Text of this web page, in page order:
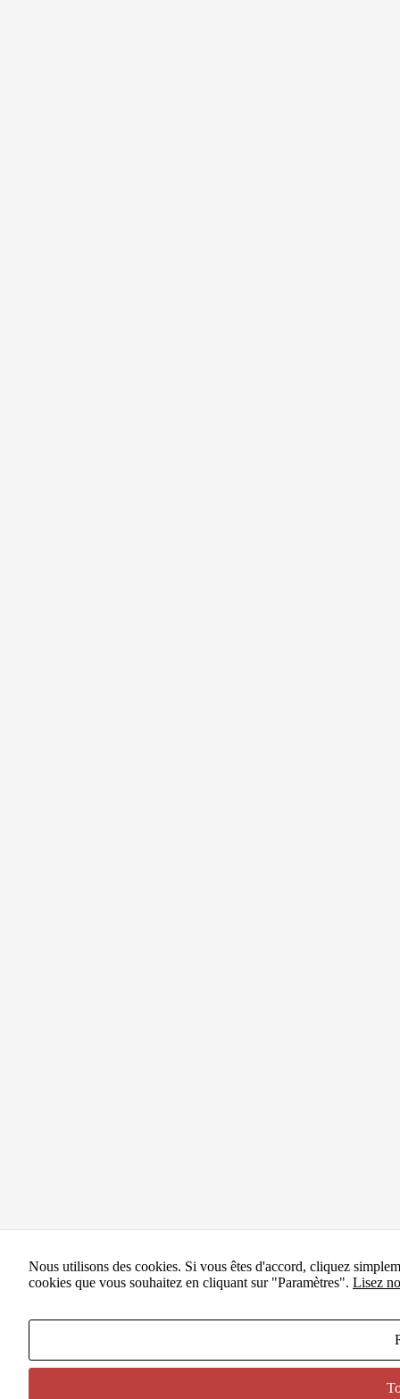
Nous utilisons des cookies. Si vous êtes d'accord, cliquez
cookies que vous souhaitez en cliquant sur "Paramètres". Lisez